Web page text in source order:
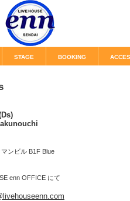
ンビル B1F Blue
enn OFFICE にて
STAGE BOOKING